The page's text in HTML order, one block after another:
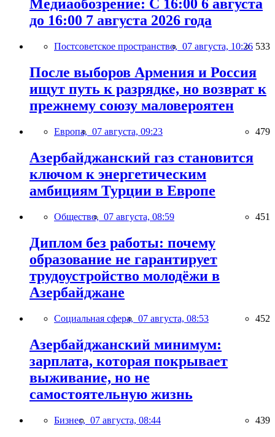
Медиаобозрение: С 16:00 6 августа
до 16:00 7 августа 2026 года
Постсоветское пространство, 07 августа, 10:26 533
После выборов Армения и Россия
ищут путь к разрядке, но возврат к
прежнему союзу маловероятен
Европа, 07 августа, 09:23 479
Азербайджанский газ становится
ключом к энергетическим
амбициям Турции в Европе
Общество, 07 августа, 08:59 451
Диплом без работы: почему
образование не гарантирует
трудоустройство молодёжи в
Азербайджане
Социальная сфера, 07 августа, 08:53 452
Азербайджанский минимум:
зарплата, которая покрывает
выживание, но не
самостоятельную жизнь
Бизнес, 07 августа, 08:44 439